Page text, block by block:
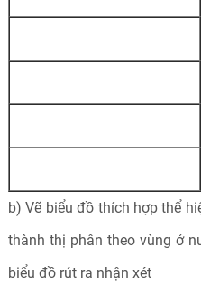
b) Vẽ biểu đồ thích hợp thể
thành thị phân theo vùng ở
biểu đồ rút ra nhận xét